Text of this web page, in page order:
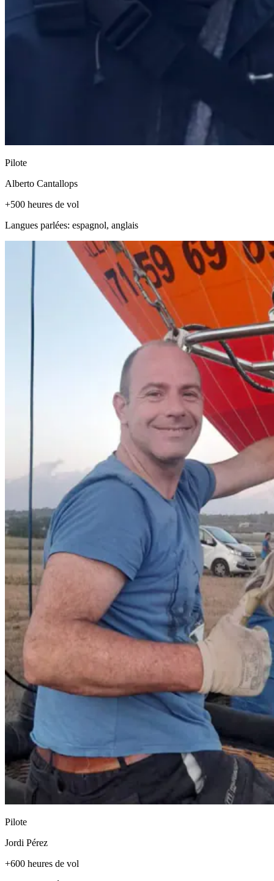
Pilote
Alberto Cantallops
+500 heures de vol
Langues parlées: espagnol, anglais
Pilote
Jordi Pérez
+600 heures de vol